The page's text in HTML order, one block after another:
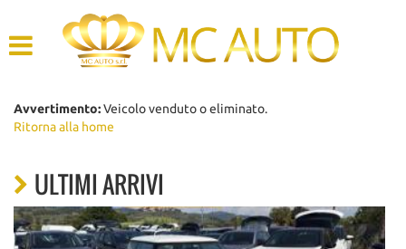
LISTA VEICOLI
ACQUISTIAMO USATO
ASSISTENZA
Avvertimento:Veicolo venduto o eliminato.
Ritorna alla home
ULTIMI ARRIVI